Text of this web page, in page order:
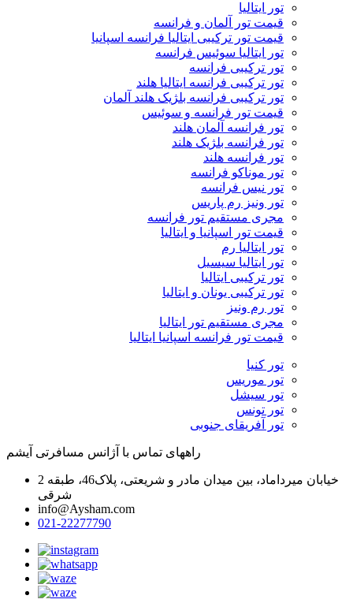
تور ایتالیا
قیمت تور آلمان و فرانسه
قیمت تور ترکیبی ایتالیا فرانسه اسپانیا
تور ایتالیا سوئیس فرانسه
تور ترکیبی فرانسه
تور ترکیبی فرانسه ایتالیا هلند
تور ترکیبی فرانسه بلژیک هلند آلمان
قیمت تور فرانسه و سوئیس
تور فرانسه آلمان هلند
تور فرانسه بلژیک هلند
تور فرانسه هلند
تور موناکو فرانسه
تور نیس فرانسه
تور ونیز رم پاریس
مجری مستقیم تور فرانسه
قیمت تور اسپانیا و ایتالیا
تور ایتالیا رم
تور ایتالیا سیسیل
تور ترکیبی ایتالیا
تور ترکیبی یونان و ایتالیا
تور رم ونیز
مجری مستقیم تور ایتالیا
قیمت تور فرانسه اسپانیا ایتالیا
تور کنیا
تور موریس
تور سیشل
تور تونس
تور آفریقای جنوبی
راههای تماس با آژانس مسافرتی آیشم
خیابان میرداماد، بین میدان مادر و شریعتی، پلاک46، طبقه 2
شرقی
info@Aysham.com
021-22277790